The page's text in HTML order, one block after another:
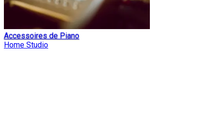
Accessoires de Piano
Home Studio